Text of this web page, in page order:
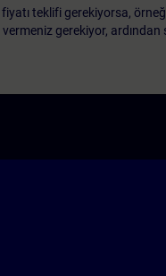
teklifi gerekiyorsa,
vermeniz gerekiyor,